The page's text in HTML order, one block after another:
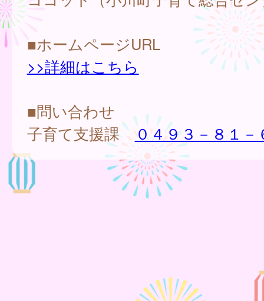
■ホームページURL
>>詳細はこちら
■問い合わせ
子育て支援課 ０４９３－８１－